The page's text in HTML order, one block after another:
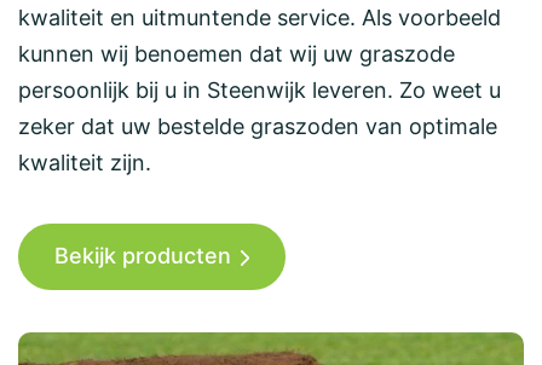
kwaliteit en uitmuntende service. Als voorbeeld
kunnen wij benoemen dat wij uw graszode
persoonlijk bij u in Steenwijk leveren. Zo weet u
zeker dat uw bestelde graszoden van optimale
kwaliteit zijn.
Bekijk producten